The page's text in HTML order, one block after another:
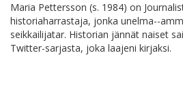
Maria Pettersson (s. 1984) on
historiaharrastaja, jonka unelma--
seikkailijatar. Historian jännät naiset
Twitter-sarjasta, joka laajeni kirjaksi.